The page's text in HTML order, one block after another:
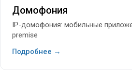
Домофония
IP-домофония: мобильные
premise
Подробнее →